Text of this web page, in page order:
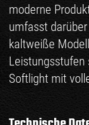
moderne
umfasst
kaltweiße
Leistungsstufen
Softlight mit